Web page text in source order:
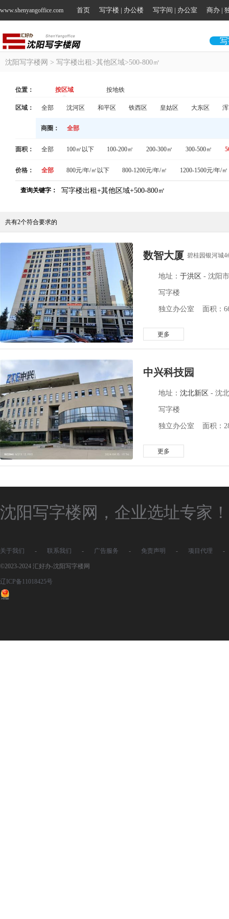
www.shenyangoffice.com 首页 写字楼 | 办公楼 写字间 | 办公室 商办 |
沈阳写字楼网 > 写字楼出租>其他区域>500-800㎡
位置： 按区域 按地铁
区域： 全部 沈河区 和平区 铁西区 皇姑区 大东区
商圈： 全部
面积： 全部 100㎡以下 100-200㎡ 200-300㎡ 300-500㎡
价格： 全部 800元/年/㎡以下 800-1200元/年/㎡ 1200-1500元/年/㎡
查询关键字： 写字楼出租+其他区域+500-800㎡
共有2个符合要求的
数智大厦 碧桂园银河城
地址： 于洪区 - 沈阳
写字楼
独立办公室 面积：
更多
中兴科技园
地址： 沈北新区 - 沈
写字楼
独立办公室 面积：
更多
沈阳写字楼网，企业选址专家！
关于我们 - 联系我们 - 广告服务 - 免责声明 - 项目代理 -
©2023-2024 汇好办-沈阳写字楼网
辽ICP备11018425号